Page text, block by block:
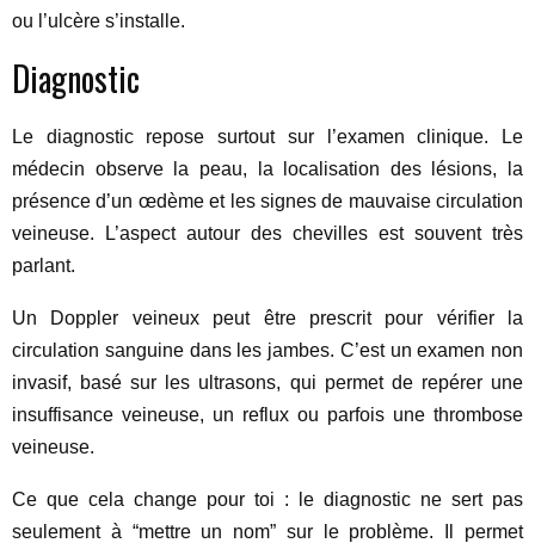
ou l’ulcère s’installe.
Diagnostic
Le diagnostic repose surtout sur l’examen clinique. Le
médecin observe la peau, la localisation des lésions, la
présence d’un œdème et les signes de mauvaise circulation
veineuse. L’aspect autour des chevilles est souvent très
parlant.
Un Doppler veineux peut être prescrit pour vérifier la
circulation sanguine dans les jambes. C’est un examen non
invasif, basé sur les ultrasons, qui permet de repérer une
insuffisance veineuse, un reflux ou parfois une thrombose
veineuse.
Ce que cela change pour toi : le diagnostic ne sert pas
seulement à “mettre un nom” sur le problème. Il permet